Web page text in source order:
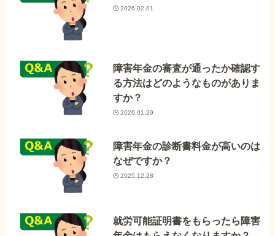
2026.02.01
障害年金の審査が通ったか確認す
る方法はどのようなものがありま
すか？
2026.01.29
障害年金の診断書料金が高いのは
なぜですか？
2025.12.28
就労可能証明書をもらったら障害